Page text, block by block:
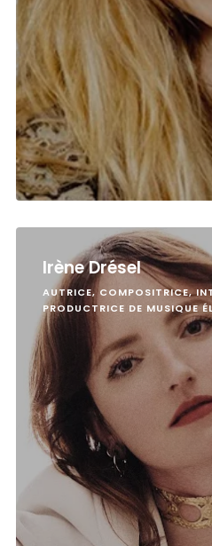
Irène Drésel
AUTRICE, COMPOSITRICE,
PRODUCTRICE DE MUSIQUE